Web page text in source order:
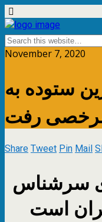
November 7, 2020
ستوده به
رفت
ShareTweetPinMail
سرشناس
است